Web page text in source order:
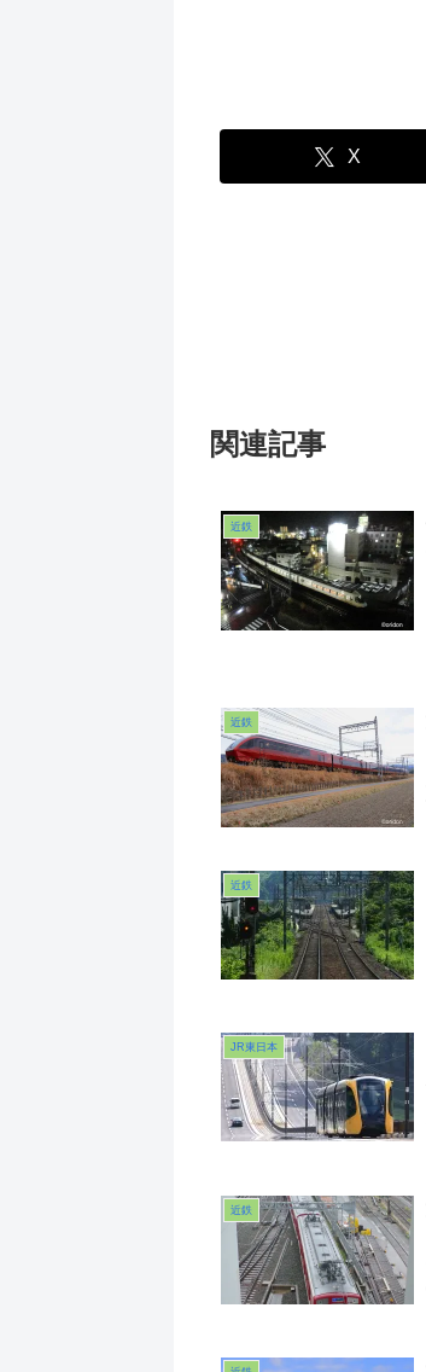
X
関連記事
近鉄
近鉄
近鉄
JR東日本
近鉄